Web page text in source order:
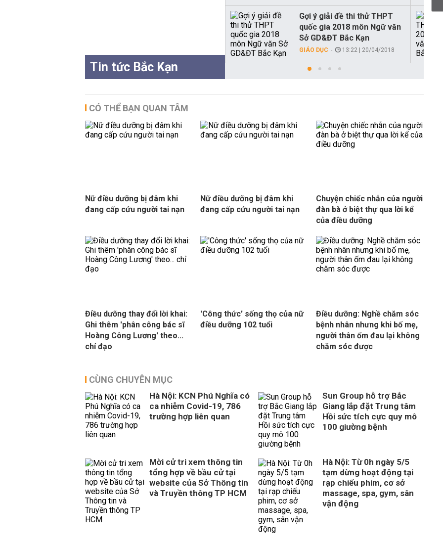
Tin tức Bắc Kạn
Gợi ý giải đề thi thử THPT
quốc gia 2018 môn Ngữ văn
Sở GD&ĐT Bắc Kạn
GIÁO DỤC 13:22 | 20/04/2018
CÓ THỂ BẠN QUAN TÂM
Nữ điều dưỡng bị đâm khi
đang cấp cứu người tai nạn
Nữ điều dưỡng bị đâm khi
đang cấp cứu người tai nạn
Chuyện chiếc nhẫn của người
đàn bà ở biệt thự qua lời kể
của điều dưỡng
Điều dưỡng thay đổi lời khai:
Ghi thêm 'phân công bác sĩ
Hoàng Công Lương' theo...
chỉ đạo
'Công thức' sống thọ của nữ
điều dưỡng 102 tuổi
Điều dưỡng: Nghề chăm sóc
bệnh nhân nhưng khi bố mẹ,
người thân ốm đau lại không
chăm sóc được
CÙNG CHUYÊN MỤC
Hà Nội: KCN Phú Nghĩa có
ca nhiễm Covid-19, 786
trường hợp liên quan
Sun Group hỗ trợ Bắc
Giang lắp đặt Trung tâm
Hồi sức tích cực quy mô
100 giường bệnh
Mời cử tri xem thông tin
tổng hợp về bầu cử tại
website của Sở Thông tin
và Truyền thông TP HCM
Hà Nội: Từ 0h ngày 5/5
tạm dừng hoạt động tại
rạp chiếu phim, cơ sở
massage, spa, gym, sân
vận động